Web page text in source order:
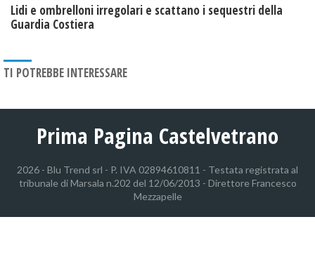
Lidi e ombrelloni irregolari e scattano i sequestri della
Guardia Costiera
TI POTREBBE INTERESSARE
Prima Pagina Castelvetrano
2026 - Blu Trend srl - P. IVA 02894610811 - Testata registrata al
tribunale di Marsala n.202 del 12/06/2013 - Direttore Francesco
Mezzapelle